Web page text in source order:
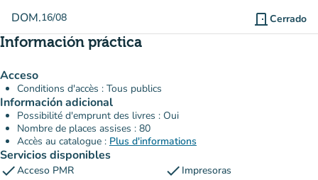
DOM.16/08 door_front Cerrado
Información práctica
Acceso
Conditions d'accès : Tous publics
Información adicional
Possibilité d'emprunt des livres : Oui
Nombre de places assises : 80
Accès au catalogue : Plus d'informations
Servicios disponibles
checkAcceso PMR check Impresoras